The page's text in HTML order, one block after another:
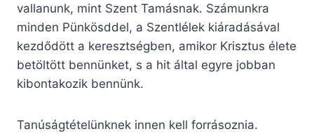
vallanunk, mint Szent Tamásnak. Számunkra
minden Pünkösddel, a Szentlélek kiáradásával
kezdődött a keresztségben, amikor Krisztus élete
betöltött bennünket, s a hit által egyre jobban
kibontakozik bennünk.
Tanúságtételünknek innen kell forrásoznia.